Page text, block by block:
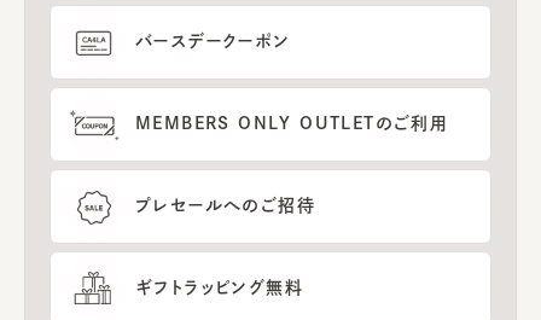
バースデークーポン
MEMBERS ONLY OUTLETのご利用
プレセールへのご招待
ギフトラッピング無料